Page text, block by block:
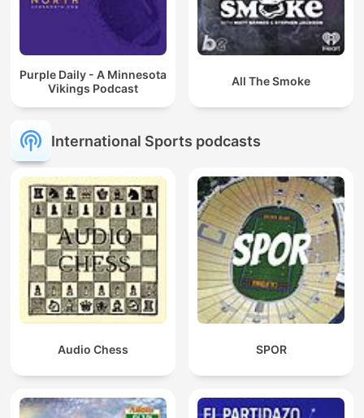
Purple Daily - A Minnesota
Vikings Podcast
All The Smoke
International Sports podcasts
Audio Chess SPOR